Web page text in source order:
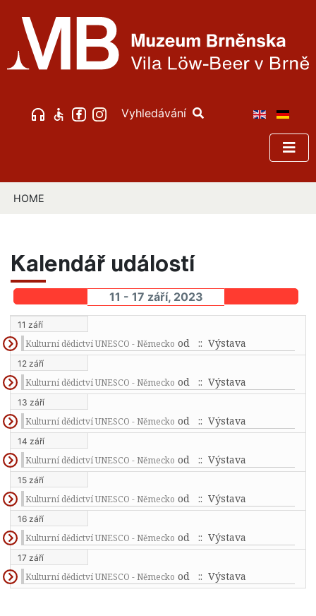
Vyhledávání
HOME
Kalendář událostí
11 - 17 září, 2023
11 září
Kulturní dědictví UNESCO - Německo od :: Výstava
12 září
Kulturní dědictví UNESCO - Německo od :: Výstava
13 září
Kulturní dědictví UNESCO - Německo od :: Výstava
14 září
Kulturní dědictví UNESCO - Německo od :: Výstava
15 září
Kulturní dědictví UNESCO - Německo od :: Výstava
16 září
Kulturní dědictví UNESCO - Německo od :: Výstava
17 září
Kulturní dědictví UNESCO - Německo od :: Výstava